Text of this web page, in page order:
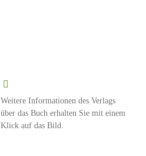
Weitere Informationen des Verlags
über das Buch erhalten Sie mit einem
Klick auf das Bild.